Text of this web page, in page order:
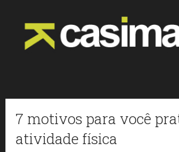
7 motivos para você
atividade física